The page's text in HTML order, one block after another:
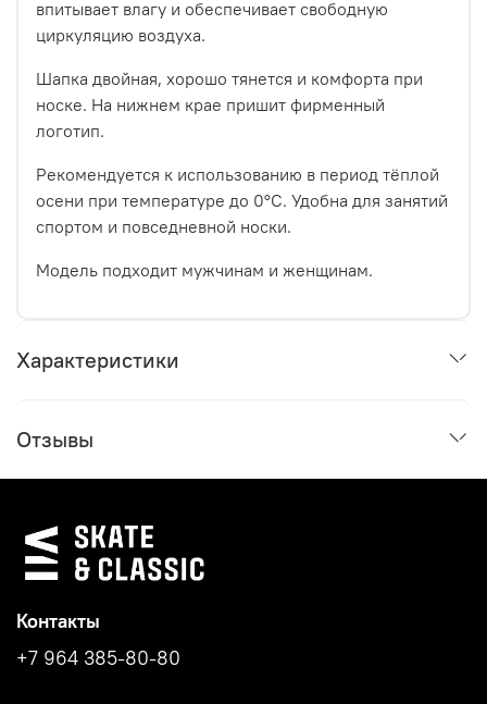
впитывает влагу и обеспечивает свободную
циркуляцию воздуха.
Шапка двойная, хорошо тянется и комфорта при
носке. На нижнем крае пришит фирменный
логотип.
Рекомендуется к использованию в период тёплой
осени при температуре до 0°С. Удобна для занятий
спортом и повседневной носки.
Модель подходит мужчинам и женщинам.
Характеристики
Отзывы
Контакты
+7 964 385-80-80